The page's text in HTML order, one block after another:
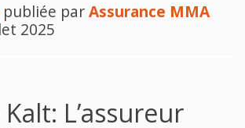
publiée parAssurance MMA
2025
L’assureur